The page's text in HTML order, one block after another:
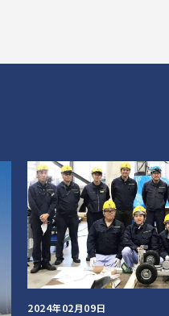
2024年02月09日